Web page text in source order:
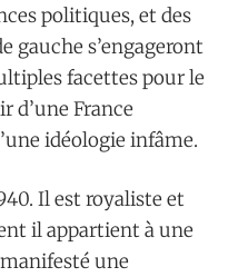
politiques, et des
gauche s’engageront
facettes pour le
d’une France
idéologie infâme.
Il est royaliste et
il appartient à une
une